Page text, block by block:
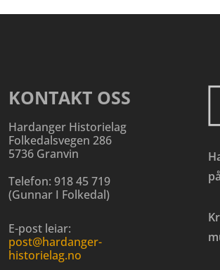
KONTAKT OSS
Hardanger Historielag
Folkedalsvegen 286
5736 Granvin
Telefon: 918 45 719
(Gunnar I Folkedal)
E-post leiar:
post@hardanger-
historielag.no